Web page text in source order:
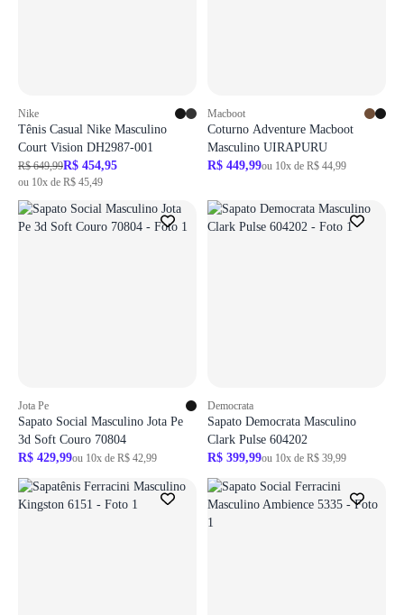
Nike
Tênis Casual Nike Masculino
Court Vision DH2987-001
R$ 649,99R$ 454,95
ou 10x de R$ 45,49
Macboot
Coturno Adventure Macboot
Masculino UIRAPURU
R$ 449,99ou 10x de R$ 44,99
Jota Pe
Sapato Social Masculino Jota Pe
3d Soft Couro 70804
R$ 429,99ou 10x de R$ 42,99
Democrata
Sapato Democrata Masculino
Clark Pulse 604202
R$ 399,99ou 10x de R$ 39,99